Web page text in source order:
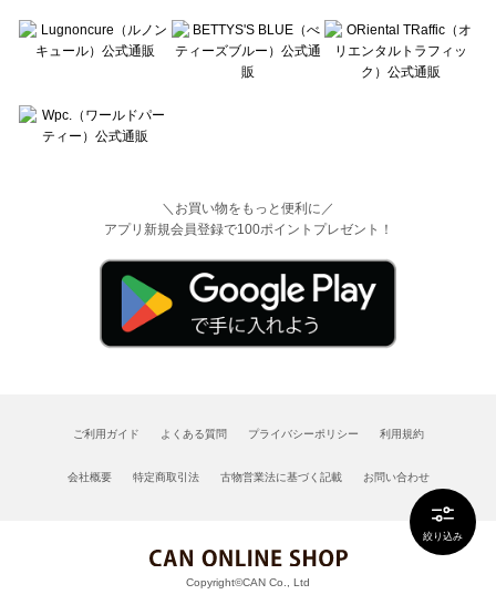
絞り込み
＼お買い物をもっと便利に／
アプリ新規会員登録で100ポイントプレゼント！
ご利用ガイド よくある質問 プライバシーポリシー 利用規約
会社概要 特定商取引法 古物営業法に基づく記載 お問い合わせ
Copyright©CAN Co., Ltd